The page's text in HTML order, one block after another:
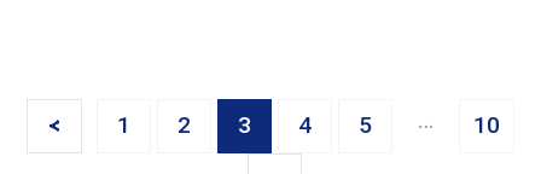
< 1 2 3 4 5
10